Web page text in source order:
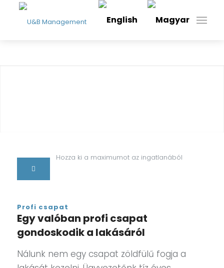
Hozza ki a maximumot az ingatlanából
Profi csapat
Egy valóban profi csapat
gondoskodik a lakásáról
Nálunk nem egy csapat zöldfülű fogja a